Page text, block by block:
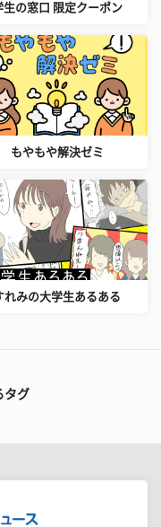
生の窓口 限定クーポン
もやもや解決ゼミ
れみの大学生あるある
タグ